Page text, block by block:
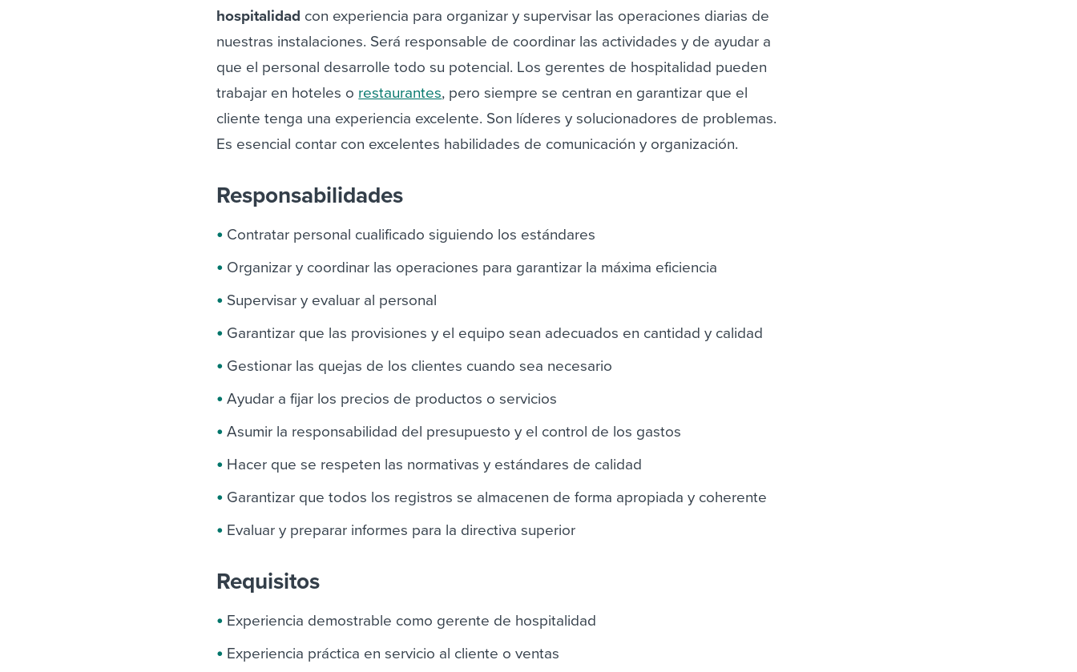
hospitalidad con experiencia para organizar y supervisar las operaciones diarias de
nuestras instalaciones. Será responsable de coordinar las actividades y de ayudar a
que el personal desarrolle todo su potencial. Los gerentes de hospitalidad pueden
trabajar en hoteles o restaurantes, pero siempre se centran en garantizar que el
cliente tenga una experiencia excelente. Son líderes y solucionadores de problemas.
Es esencial contar con excelentes habilidades de comunicación y organización.
Responsabilidades
Contratar personal cualificado siguiendo los estándares
Organizar y coordinar las operaciones para garantizar la máxima eficiencia
Supervisar y evaluar al personal
Garantizar que las provisiones y el equipo sean adecuados en cantidad y calidad
Gestionar las quejas de los clientes cuando sea necesario
Ayudar a fijar los precios de productos o servicios
Asumir la responsabilidad del presupuesto y el control de los gastos
Hacer que se respeten las normativas y estándares de calidad
Garantizar que todos los registros se almacenen de forma apropiada y coherente
Evaluar y preparar informes para la directiva superior
Requisitos
Experiencia demostrable como gerente de hospitalidad
Experiencia práctica en servicio al cliente o ventas